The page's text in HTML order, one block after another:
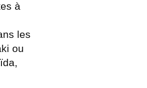
à
les
ou